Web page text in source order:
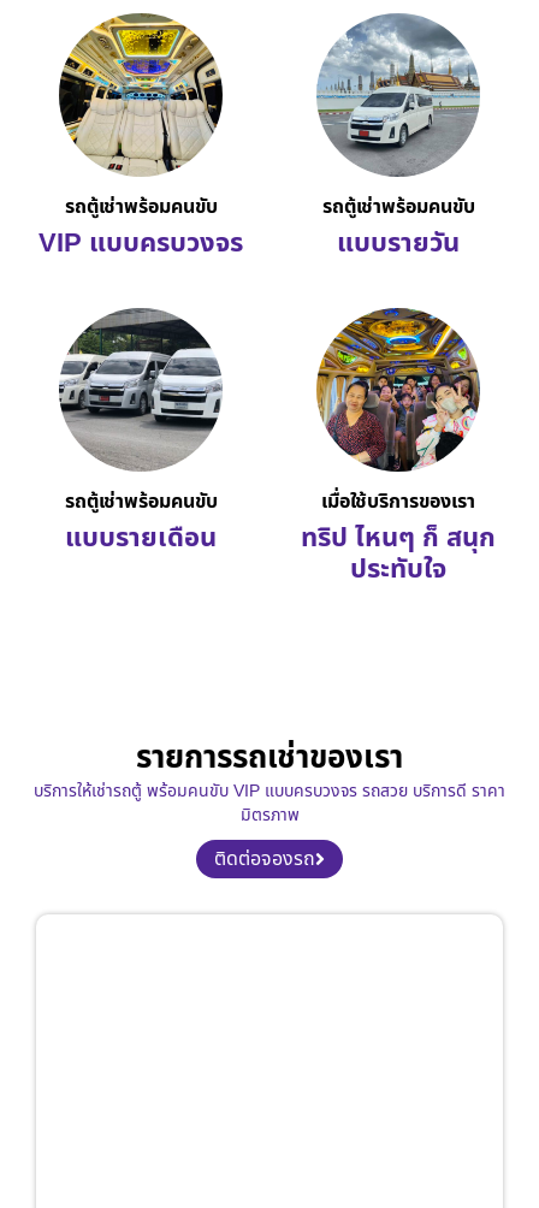
รถตู้เช่าพร้อมคนขับ
VIP แบบครบวงจร
รถตู้เช่าพร้อมคนขับ
แบบรายวัน
รถตู้เช่าพร้อมคนขับ
แบบรายเดือน
เมื่อใช้บริการของเรา
ทริป ไหนๆ ก็ สนุก
ประทับใจ
รายการรถเช่าของเรา
บริการให้เช่ารถตู้ พร้อมคนขับ VIP แบบครบวงจร รถสวย บริการดี ราคา
มิตรภาพ
ติดต่อจองรถ